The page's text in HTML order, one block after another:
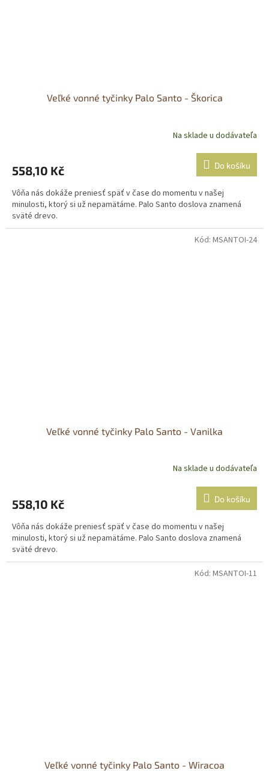
Veľké vonné tyčinky Palo Santo - Škorica
Na sklade u dodávateľa
558,10 Kč Do košíku
Vôňa nás dokáže preniesť späť v čase do momentu v našej
minulosti, ktorý si už nepamätáme. Palo Santo doslova znamená
sväté drevo.
Veľké vonné tyčinky Palo Santo - Vanilka
Na sklade u dodávateľa
558,10 Kč Do košíku
Vôňa nás dokáže preniesť späť v čase do momentu v našej
minulosti, ktorý si už nepamätáme. Palo Santo doslova znamená
sväté drevo.
Kód: MSANTOI-24
Veľké vonné tyčinky Palo Santo - Wiracoa
Kód: MSANTOI-11